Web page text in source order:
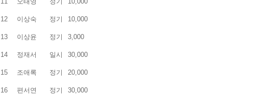
12 이상숙 정기 10,000
13 이상윤 정기 3,000
14 정재서 일시 30,000
15 조애록 정기 20,000
16 편서연 정기 30,000